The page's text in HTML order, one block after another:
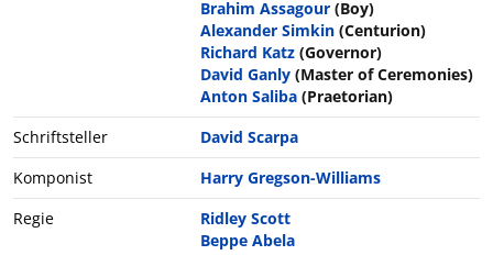
Brahim Assagour (Boy)
Alexander Simkin (Centurion)
Richard Katz (Governor)
David Ganly (Master of Ceremonies)
Anton Saliba (Praetorian)
Schriftsteller
David Scarpa
Komponist
Harry Gregson-Williams
Regie
Ridley Scott
Beppe Abela